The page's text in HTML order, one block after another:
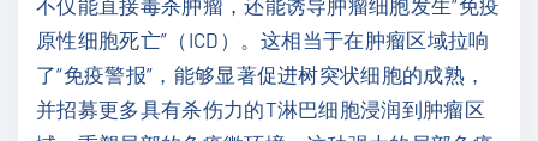
原性细胞死亡”（ICD）。这相当于在肿瘤区域拉响
了“免疫警报”，能够显著促进树突状细胞的成熟，
并招募更多具有杀伤力的T淋巴细胞浸润到肿瘤区